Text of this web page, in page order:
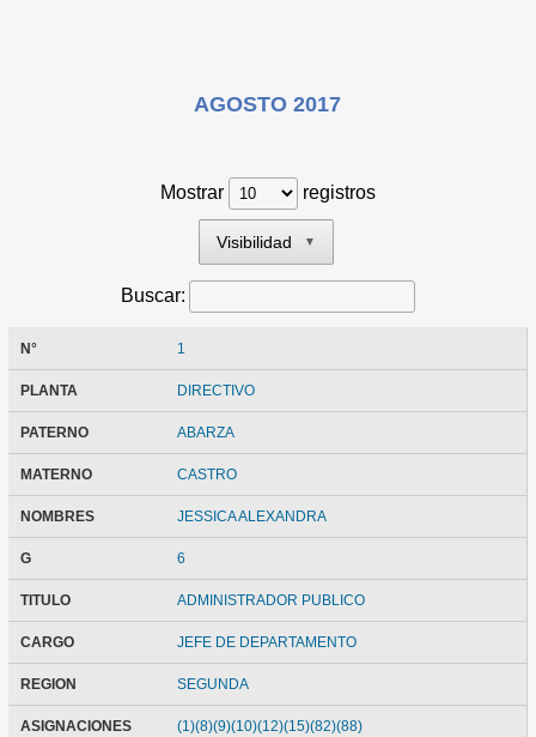
AGOSTO 2017
Mostrar registros
Visibilidad ▼
Buscar:
N° 1
PLANTA DIRECTIVO
PATERNO ABARZA
MATERNO CASTRO
NOMBRES JESSICA ALEXANDRA
G 6
TITULO ADMINISTRADOR PUBLICO
CARGO JEFE DE DEPARTAMENTO
REGION SEGUNDA
ASIGNACIONES
(1)(8)(9)(10)(12)(15)(82)(88)